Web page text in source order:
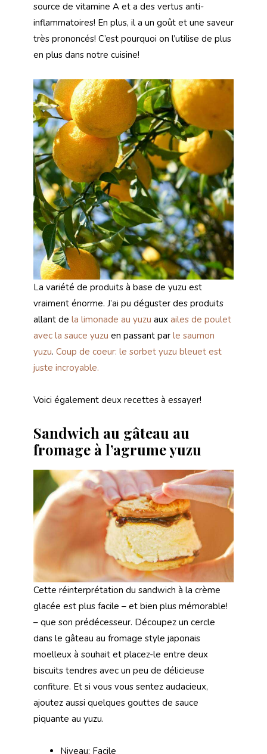
source de vitamine A et a des vertus anti-
inflammatoires! En plus, il a un goût et une saveur
très prononcés! C’est pourquoi on l’utilise de plus
en plus dans notre cuisine!
La variété de produits à base de yuzu est
vraiment énorme. J’ai pu déguster des produits
allant de la limonade au yuzu aux ailes de poulet
avec la sauce yuzu en passant par le saumon
yuzu. Coup de coeur: le sorbet yuzu bleuet est
juste incroyable.
Voici également deux recettes à essayer!
Sandwich au gâteau au
fromage à l’agrume yuzu
Cette réinterprétation du sandwich à la crème
glacée est plus facile – et bien plus mémorable!
– que son prédécesseur. Découpez un cercle
dans le gâteau au fromage style japonais
moelleux à souhait et placez-le entre deux
biscuits tendres avec un peu de délicieuse
confiture. Et si vous vous sentez audacieux,
ajoutez aussi quelques gouttes de sauce
piquante au yuzu.
Niveau: Facile